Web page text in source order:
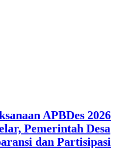
APBDes 2026
Pemerintah Desa
dan Partisipasi